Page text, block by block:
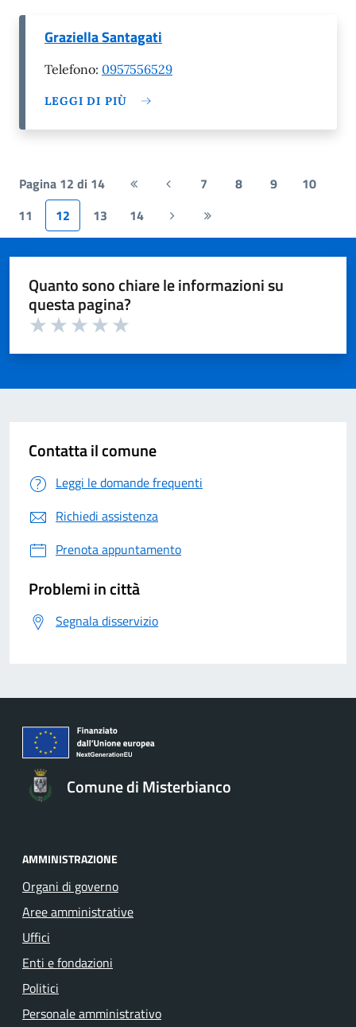
Graziella Santagati
Telefono: 0957556529
LEGGI DI PIÙ
Pagina 12 di 14
Prima
pagina
Pagina
precedente
7 8 9
10
11
12 13 14
Pagina
successiva
Ultima
pagina
Quanto sono chiare le informazioni su
questa pagina?
Contatta il comune
Leggi le domande frequenti
Richiedi assistenza
Prenota appuntamento
Problemi in città
Segnala disservizio
Comune di Misterbianco
AMMINISTRAZIONE
Organi di governo
Aree amministrative
Uffici
Enti e fondazioni
Politici
Personale amministrativo